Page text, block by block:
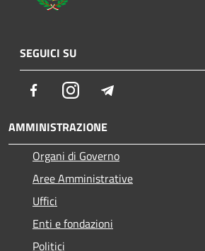
SEGUICI SU
FacebookInstagram
AMMINISTRAZIONE
Organi di Governo
Aree Amministrative
Uffici
Enti e fondazioni
Politici